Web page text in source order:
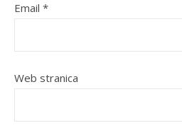
Email *
Web stranica